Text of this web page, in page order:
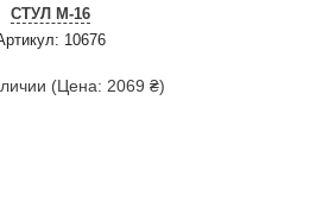
СТУЛ M-16
10676
(Цена: 2069 ₴)